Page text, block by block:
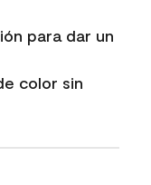
para dar un
color sin